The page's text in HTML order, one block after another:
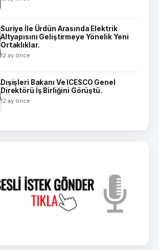
Suriye İle Ürdün Arasında Elektrik
Altyapısını Geliştirmeye Yönelik Yeni
Ortaklıklar.
12 ay önce
Dışişleri Bakanı Ve ICESCO Genel
Direktörü İş Birliğini Görüştü.
12 ay önce